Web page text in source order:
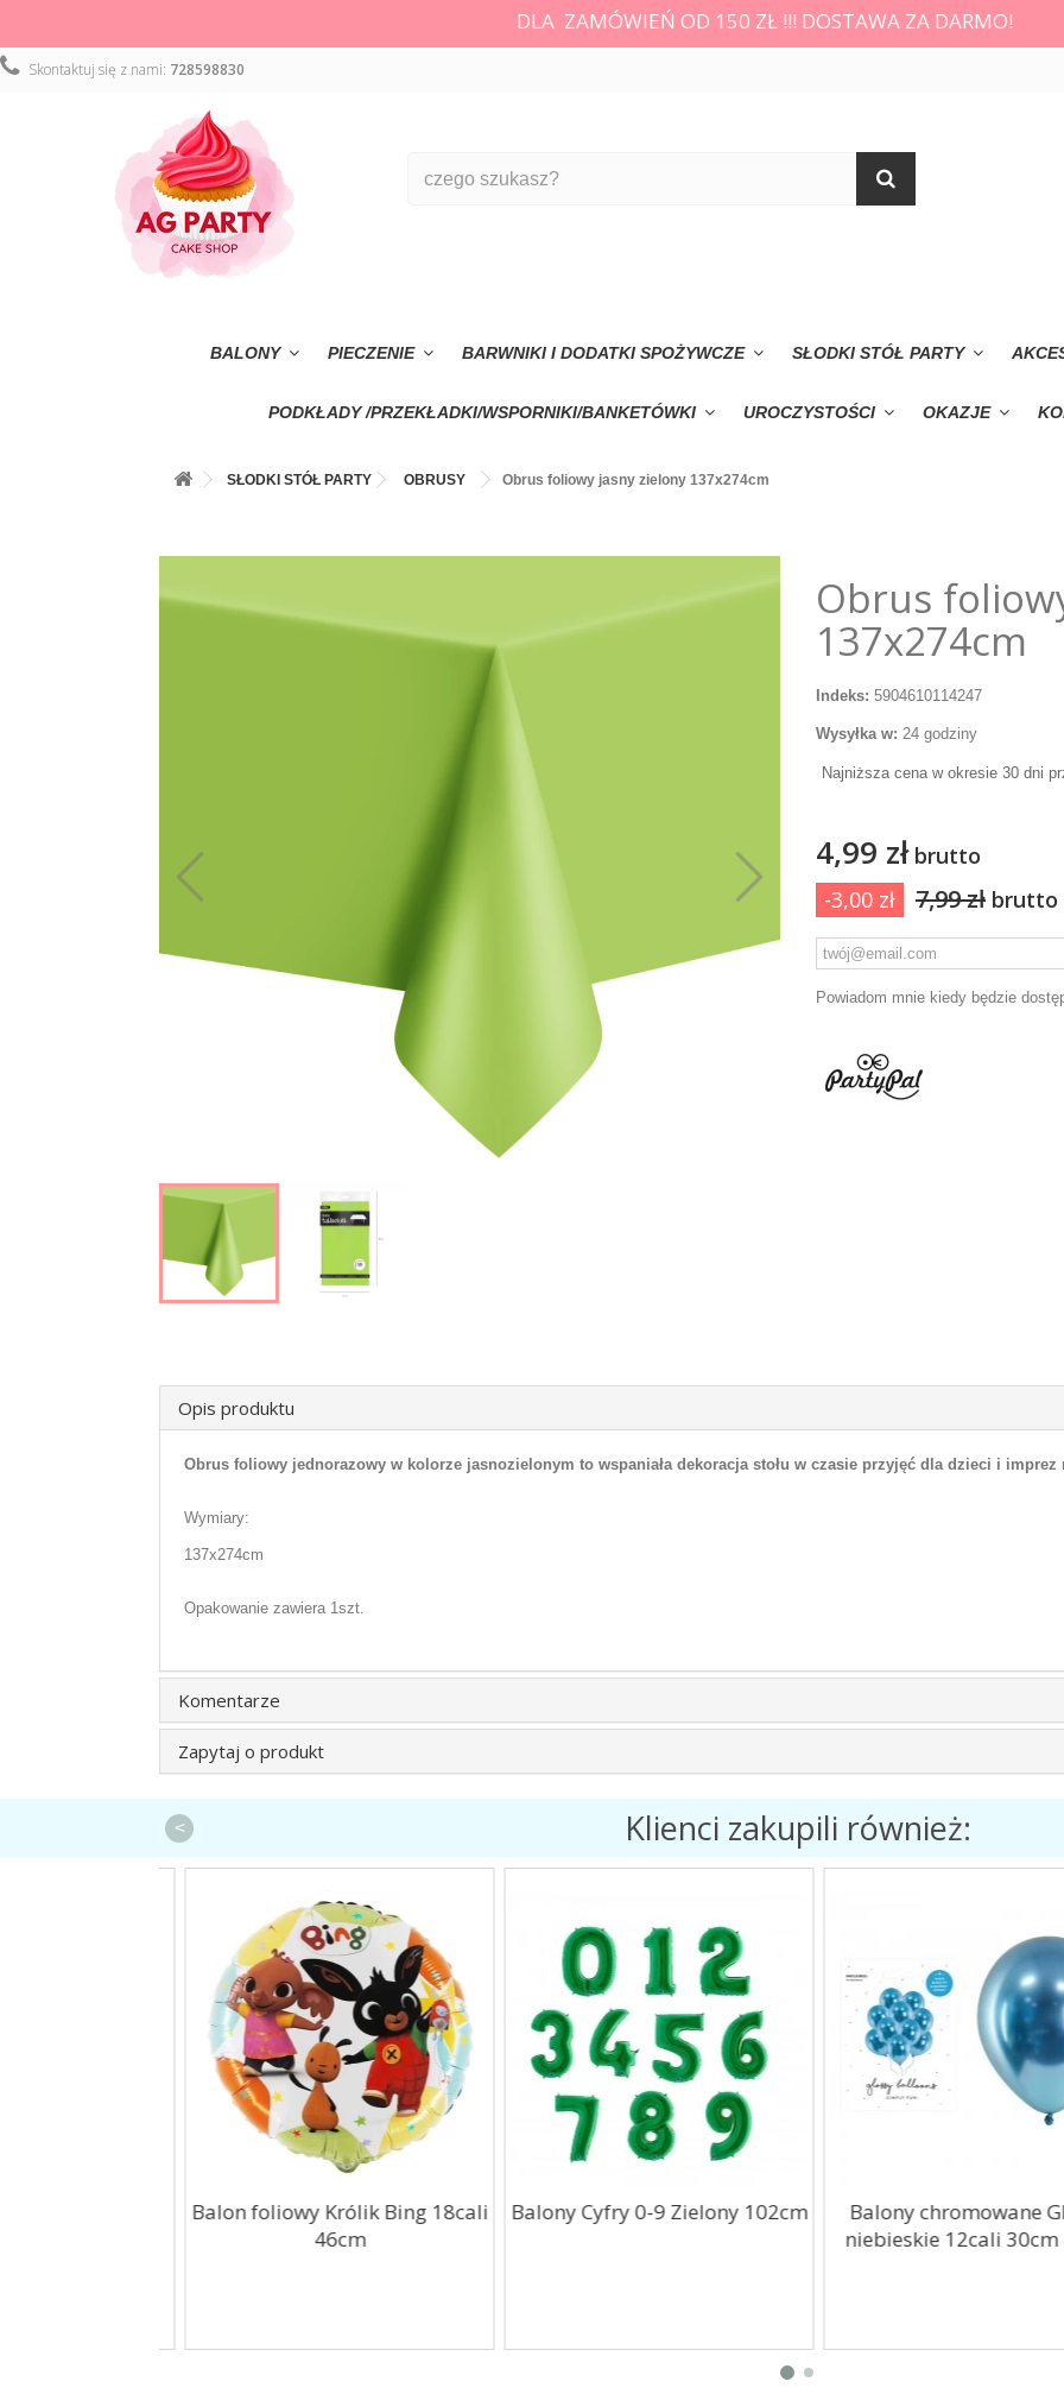
DLA ZAMÓWIEŃ OD 150 ZŁ !!! DOSTAWA ZA DARMO!
Skontaktuj się z nami: 728598830
BALONY PIECZENIE BARWNIKI I DODATKI SPOŻYWCZE SŁODKI STÓŁ PARTY
PODKŁADY /PRZEKŁADKI/WSPORNIKI/BANKETÓWKI UROCZYSTOŚCI OKAZJE
SŁODKI STÓŁ PARTY OBRUSY Obrus foliowy jasny zielony 137x274cm
Obrus
137x274cm
Indeks: 5904610114247
Wysyłka w: 24 godziny
Najniższa cena w okresie 30 dni
4,99 złbrutto
-3,00 zł
7,99 zł brutto
Powiadom mnie kiedy będzie
Opis produktu
Obrus foliowy jednorazowy w kolorze jasnozielonym to wspaniała dekoracja stołu w czasie przyjęć dla dzieci i
Wymiary:
137x274cm
Opakowanie zawiera 1szt.
Komentarze
Zapytaj o produkt
Klienci zakupili również:
Balon foliowy Królik Bing 18cali
46cm
Balony Cyfry 0-9 Zielony 102cm
Balony chromowane
niebieskie 12cali 30cm
<